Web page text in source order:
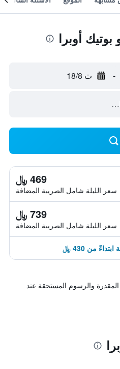
أوبرا
- ث 18/8
469 ﷼
سعر الليلة شامل الصريبة المضافة
739 ﷼
سعر الليلة شامل الصريبة المضافة
والرسوم المستحقة عند